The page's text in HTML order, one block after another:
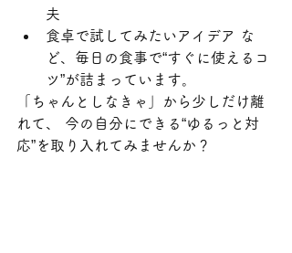
夫
食卓で試してみたいアイデア な
ど、毎日の食事で“すぐに使えるコ
ツ”が詰まっています。
「ちゃんとしなきゃ」から少しだけ離
れて、 今の自分にできる“ゆるっと対
応”を取り入れてみませんか？